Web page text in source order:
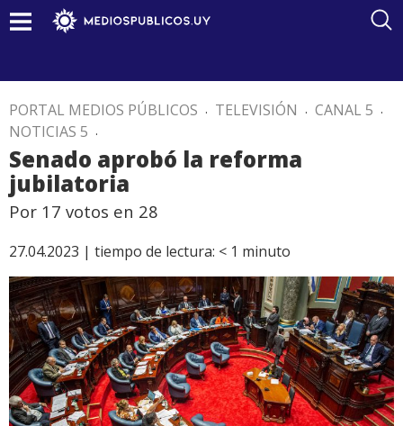
PORTAL MEDIOS PÚBLICOS . TELEVISIÓN . CANAL 5 .
NOTICIAS 5 .
Senado aprobó la reforma
jubilatoria
Por 17 votos en 28
27.04.2023 | tiempo de lectura: < 1 minuto